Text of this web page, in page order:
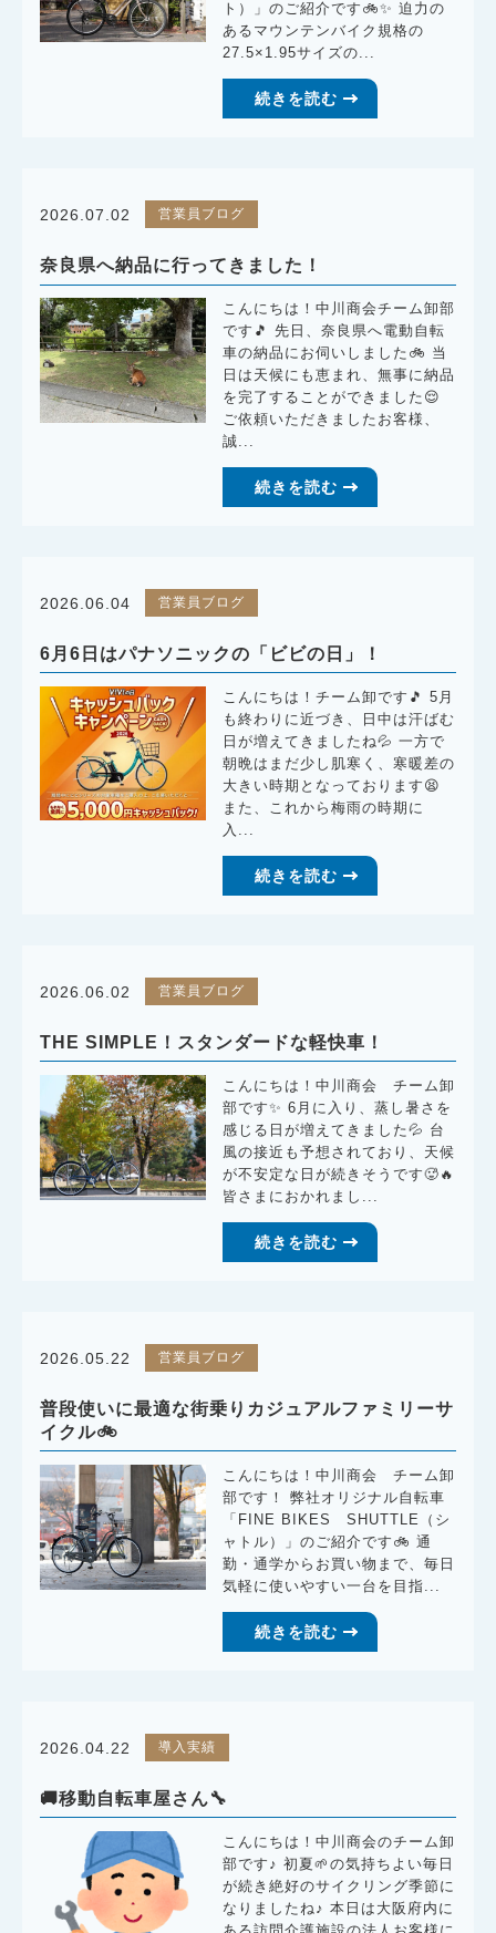
ト）」のご紹介です🚲✨ 迫力の
あるマウンテンバイク規格の
27.5×1.95サイズの...
続きを読む
2026.07.02 営業員ブログ
奈良県へ納品に行ってきました！
こんにちは！中川商会チーム卸部
です🎵 先日、奈良県へ電動自転
車の納品にお伺いしました🚲 当
日は天候にも恵まれ、無事に納品
を完了することができました😌
ご依頼いただきましたお客様、
誠...
続きを読む
2026.06.04 営業員ブログ
6月6日はパナソニックの「ビビの日」！
こんにちは！チーム卸です🎵 5月
も終わりに近づき、日中は汗ばむ
日が増えてきましたね💦 一方で
朝晩はまだ少し肌寒く、寒暖差の
大きい時期となっております😫
また、これから梅雨の時期に
入...
続きを読む
2026.06.02 営業員ブログ
THE SIMPLE！スタンダードな軽快車！
こんにちは！中川商会 チーム卸
部です✨ 6月に入り、蒸し暑さを
感じる日が増えてきました💦 台
風の接近も予想されており、天候
が不安定な日が続きそうです🥵🔥
皆さまにおかれまし...
続きを読む
2026.05.22 営業員ブログ
普段使いに最適な街乗りカジュアルファミリーサ
イクル🚲
こんにちは！中川商会 チーム卸
部です！ 弊社オリジナル自転車
「FINE BIKES SHUTTLE（シ
ャトル）」のご紹介です🚲 通
勤・通学からお買い物まで、毎日
気軽に使いやすい一台を目指...
続きを読む
2026.04.22 導入実績
🚚移動自転車屋さん🔧
こんにちは！中川商会のチーム卸
部です♪ 初夏🌱の気持ちよい毎日
が続き絶好のサイクリング季節に
なりましたね♪ 本日は大阪府内に